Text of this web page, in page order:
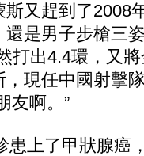
又趕到了2008
是男子步槍三
打出4.4環，又
現任中國射擊
友啊。”
上了甲狀腺癌